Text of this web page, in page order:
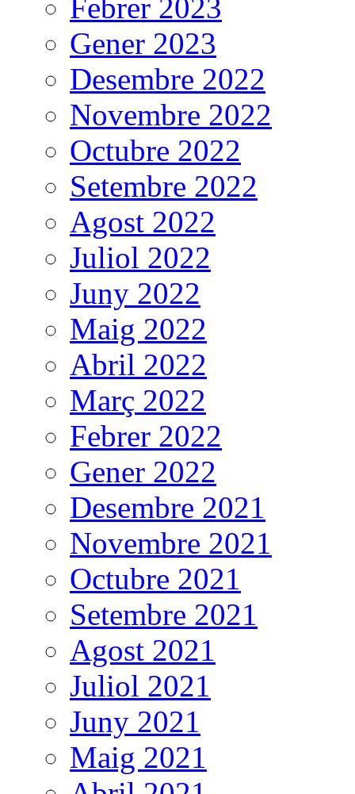
Febrer 2023
Gener 2023
Desembre 2022
Novembre 2022
Octubre 2022
Setembre 2022
Agost 2022
Juliol 2022
Juny 2022
Maig 2022
Abril 2022
Març 2022
Febrer 2022
Gener 2022
Desembre 2021
Novembre 2021
Octubre 2021
Setembre 2021
Agost 2021
Juliol 2021
Juny 2021
Maig 2021